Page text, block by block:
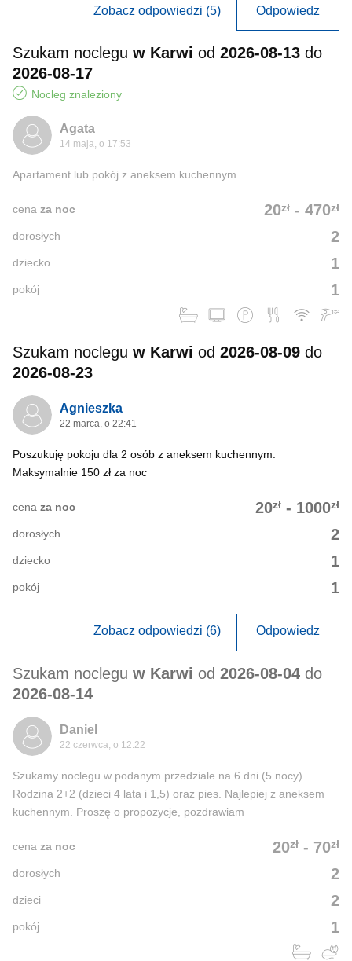
Zobacz odpowiedzi (5) Odpowiedz
Szukam noclegu w Karwi od 2026-08-13 do
2026-08-17
Nocleg znaleziony
Agata
14 maja, o 17:53
Apartament lub pokój z aneksem kuchennym.
20zł - 470zł
cena za noc
2
dorosłych
1
dziecko
1
pokój
Szukam noclegu w Karwi od 2026-08-09 do
2026-08-23
Agnieszka
22 marca, o 22:41
Poszukuję pokoju dla 2 osób z aneksem kuchennym.
Maksymalnie 150 zł za noc
20zł - 1000zł
cena za noc
2
dorosłych
1
dziecko
1
pokój
Zobacz odpowiedzi (6) Odpowiedz
Szukam noclegu w Karwi od 2026-08-04 do
2026-08-14
Daniel
22 czerwca, o 12:22
Szukamy noclegu w podanym przedziale na 6 dni (5 nocy).
Rodzina 2+2 (dzieci 4 lata i 1,5) oraz pies. Najlepiej z aneksem
kuchennym. Proszę o propozycje, pozdrawiam
20zł - 70zł
cena za noc
2
dorosłych
2
dzieci
1
pokój